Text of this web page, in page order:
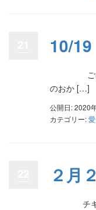
10/19
ごはん
のおか […]
公開日: 2020
カテゴリー:
２月
チキン